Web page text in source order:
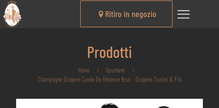
Ritiro in negozio
Prodotti
Home
Spumanti
Champagne Diogène Cuvée De Réserve Brut – Diogène Tissier & Fils